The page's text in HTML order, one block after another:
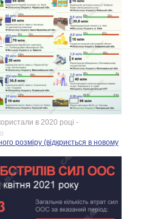
в 2020 році -
розміру (відкриється в новому